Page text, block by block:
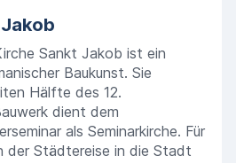
Sankt Jakob ist ein
Baukunst. Sie
Hälfte des 12.
dient dem
als Seminarkirche. Für
der Städtereise in die Stadt